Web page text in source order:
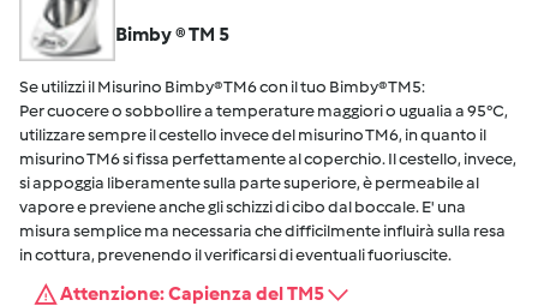
Bimby ® TM 5
Se utilizzi il Misurino Bimby® TM6 con il tuo Bimby® TM5:
Per cuocere o sobbollire a temperature maggiori o ugualia a 95°C,
utilizzare sempre il cestello invece del misurino TM6, in quanto il
misurino TM6 si fissa perfettamente al coperchio. Il cestello, invece,
si appoggia liberamente sulla parte superiore, è permeabile al
vapore e previene anche gli schizzi di cibo dal boccale. E' una
misura semplice ma necessaria che difficilmente influirà sulla resa
in cottura, prevenendo il verificarsi di eventuali fuoriuscite.
Attenzione: Capienza del TM5